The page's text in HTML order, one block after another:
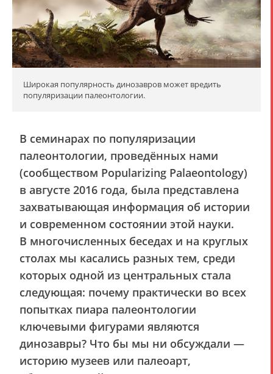
Широкая популярность динозавров может вредить
популяризации палеонтологии.
В семинарах по популяризации
палеонтологии, проведённых нами
(сообществом Popularizing Palaeontology)
в августе 2016 года, была представлена
захватывающая информация об истории
и современном состоянии этой науки.
В многочисленных беседах и на круглых
столах мы касались разных тем, среди
которых одной из центральных стала
следующая: почему практически во всех
попытках пиара палеонтологии
ключевыми фигурами являются
динозавры? Что бы мы ни обсуждали —
историю музеев или палеоарт,